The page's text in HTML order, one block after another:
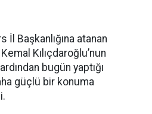
İl Başkanlığına atanan
Kılıçdaroğlu’nun
bugün yaptığı
güçlü bir konuma